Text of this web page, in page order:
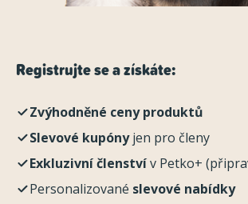
Registrujte se a získáte:
Zvýhodněné ceny produktů
Slevové kupónyjen pro členy
Exkluzivní členstvív Petko+
Personalizované slevové nabídky